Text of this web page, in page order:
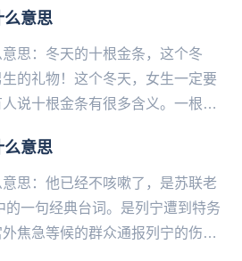
么意思
思：冬天的十根金条，这个冬
的礼物！这个冬天，女生一定要
说十根金条有很多含义。一根是
么意思
思：他已经不咳嗽了，是苏联老
的一句经典台词。是列宁遭到特务
焦急等候的群众通报列宁的伤情